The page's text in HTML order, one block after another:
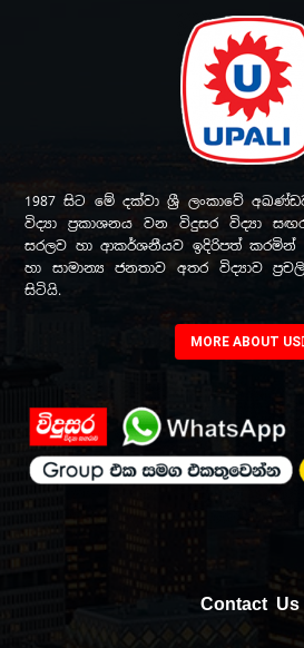
1987 සිට මේ දක්වා ශ්‍රී ලංකාවේ
විද්‍යා ප්‍රකාශනය වන විදුසර විද්‍යා
සරලව හා ආකර්ශනීයව ඉදිරිපත් කරමින්
හා සාමාන්‍ය ජනතාව අතර විද්‍යාව
සිටියි.
MORE ABOUT US
Contact Us